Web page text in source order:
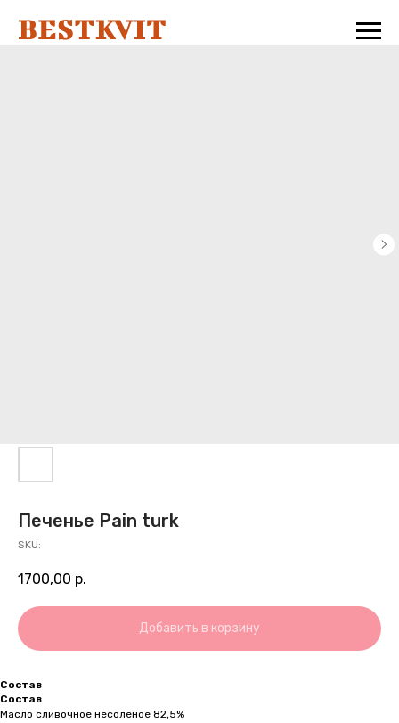
Печенье Pain turk
SKU:
1700,00 р.
Добавить в корзину
Состав
Состав
Масло сливочное несолёное 82,5%